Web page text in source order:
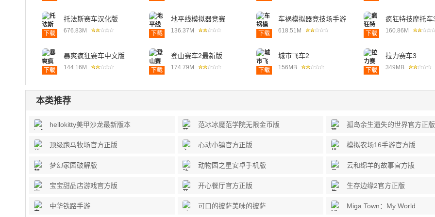
下载
托法斯赛车汉化版
676.83M 下载
地平线模拟器竞赛
2021
136.37M 下载
车祸模拟器竞技场手游
版
618.51M 下载
疯狂特技摩托车
版
160.86M
下载
暴爽疯狂赛车中文版
144.16M 下载
登山赛车2最新版
174.79M 下载
城市飞车2
156MB 下载
拉力赛车3
349MB
本类推荐
hellokitty美甲沙龙最新版本 范冰冰魔范学院无限金币版 孤岛余生遗失的世界官方正版
顶级跑马牧场官方正版 心动小镇官方正版 模拟农场16手游官方版
梦幻家园破解版 动物园之星安卓手机版 云和绵羊的故事官方版
宝宝甜品店游戏官方版 开心餐厅官方正版 生存边缘2官方正版
中华铁路手游 可口的披萨美味的披萨 Miga Town：My World